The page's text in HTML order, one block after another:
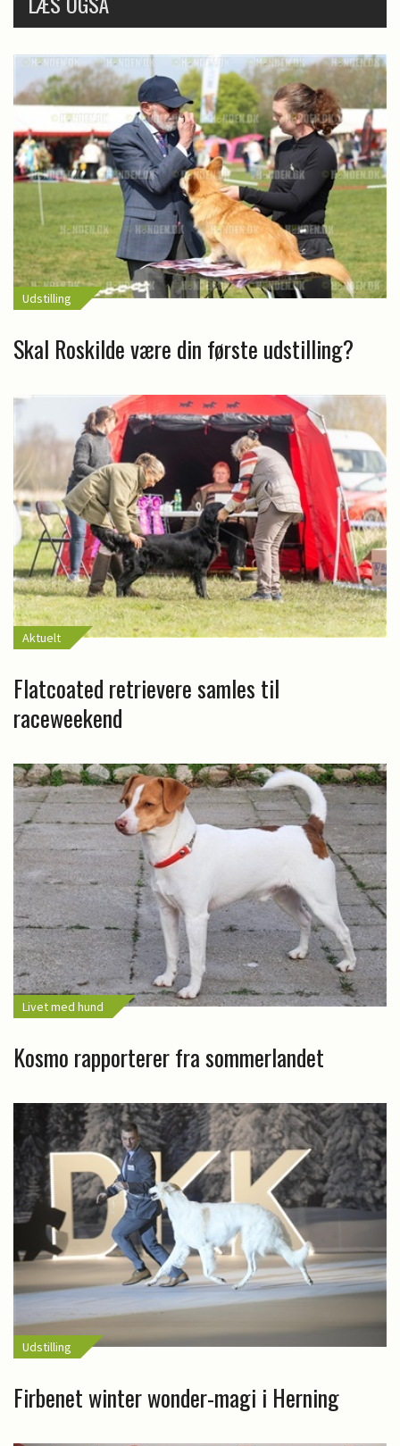
Udstilling
Skal Roskilde være din første udstilling?
Aktuelt
Flatcoated retrievere samles til
raceweekend
Livet med hund
Kosmo rapporterer fra sommerlandet
Udstilling
Firbenet winter wonder-magi i Herning